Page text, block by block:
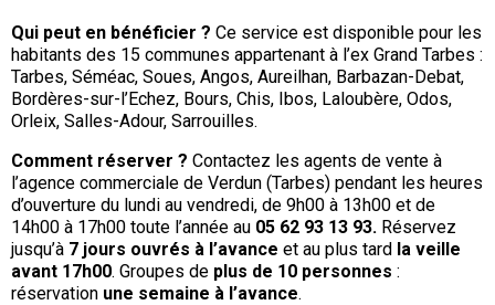
Qui peut en bénéficier ? Ce service est disponible pour les
habitants des 15 communes appartenant à l’ex Grand Tarbes :
Tarbes, Séméac, Soues, Angos, Aureilhan, Barbazan-Debat,
Bordères-sur-l’Echez, Bours, Chis, Ibos, Laloubère, Odos,
Orleix, Salles-Adour, Sarrouilles.
Comment réserver ? Contactez les agents de vente à
l’agence commerciale de Verdun (Tarbes) pendant les heures
d’ouverture du lundi au vendredi, de 9h00 à 13h00 et de
14h00 à 17h00 toute l’année au 05 62 93 13 93. Réservez
jusqu’à 7 jours ouvrés à l’avance et au plus tard la veille
avant 17h00. Groupes de plus de 10 personnes :
réservation une semaine à l’avance.